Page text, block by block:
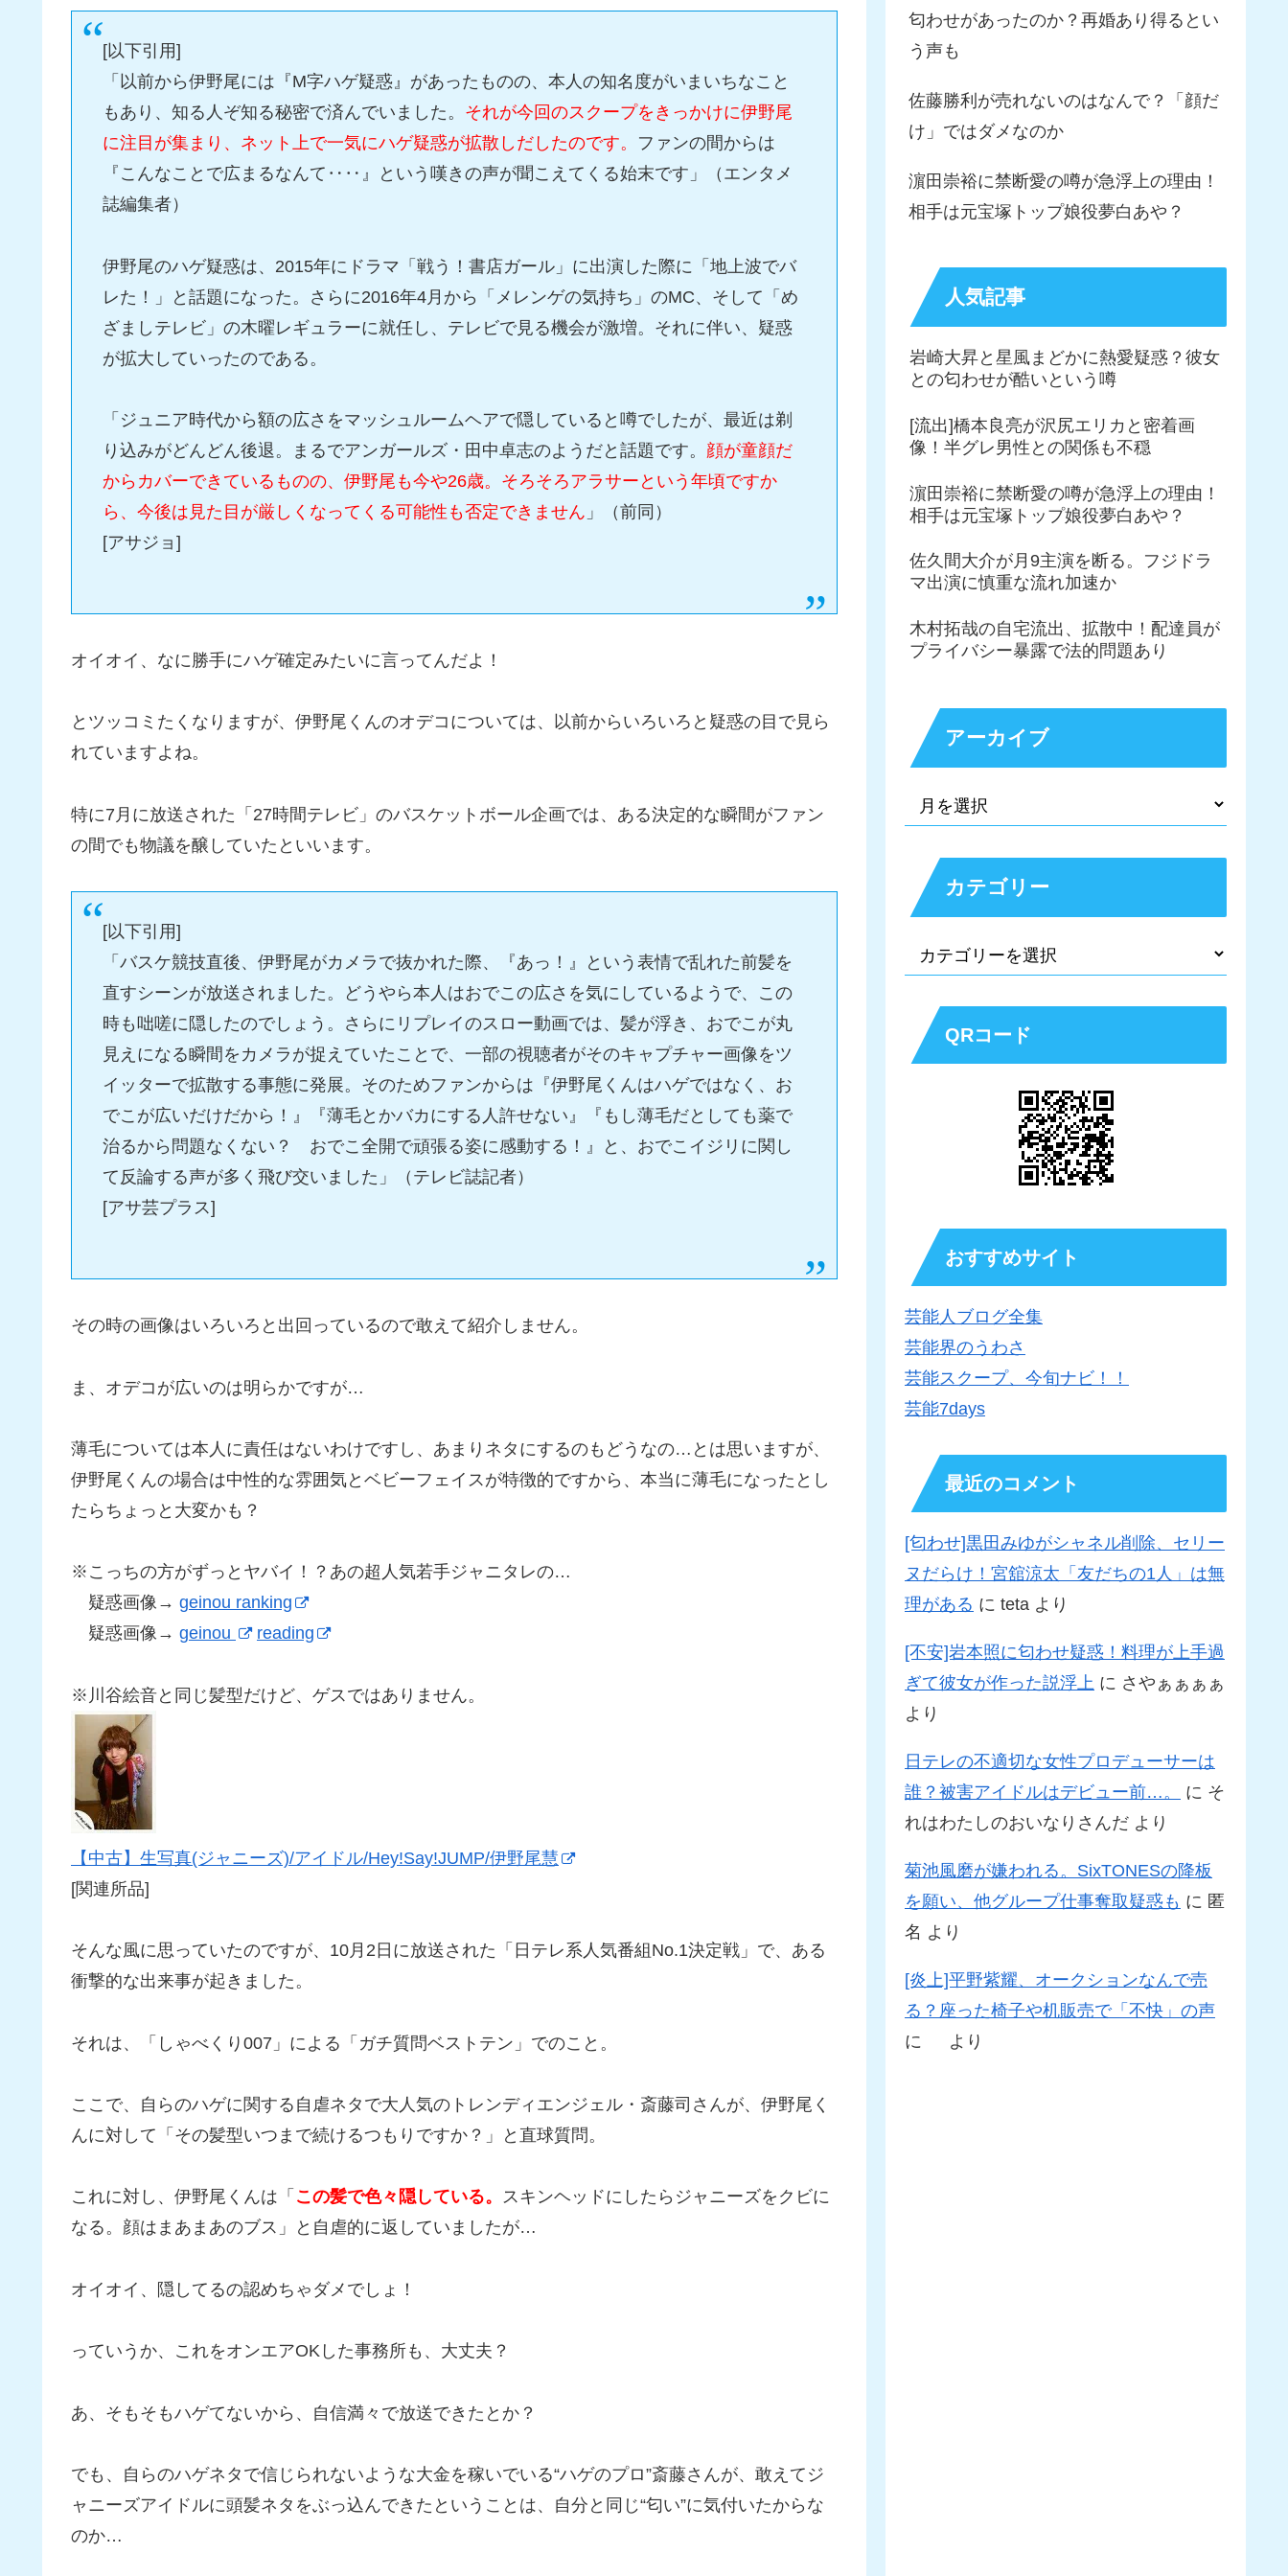
[以下引用]
「以前から伊野尾には『M字ハゲ疑惑』があったものの、本人の知名度がいまいちなこと
もあり、知る人ぞ知る秘密で済んでいました。 それが今回のスクープをきっかけに伊野尾
に注目が集まり、ネット上で一気にハゲ疑惑が拡散しだしたのです。 ファンの間からは
『こんなことで広まるなんて‥‥』という嘆きの声が聞こえてくる始末です」（エンタメ
誌編集者）
伊野尾のハゲ疑惑は、2015年にドラマ「戦う！書店ガール」に出演した際に「地上波でバ
レた！」と話題になった。さらに2016年4月から「メレンゲの気持ち」のMC、そして「め
ざましテレビ」の木曜レギュラーに就任し、テレビで見る機会が激増。それに伴い、疑惑
が拡大していったのである。
「ジュニア時代から額の広さをマッシュルームヘアで隠していると噂でしたが、最近は剃
り込みがどんどん後退。まるでアンガールズ・田中卓志のようだと話題です。 顔が童顔だ
からカバーできているものの、伊野尾も今や26歳。そろそろアラサーという年頃ですか
ら、今後は見た目が厳しくなってくる可能性も否定できません 」（前同）
[アサジョ]
オイオイ、なに勝手にハゲ確定みたいに言ってんだよ！
とツッコミたくなりますが、伊野尾くんのオデコについては、以前からいろいろと疑惑の目で見ら
れていますよね。
特に7月に放送された「27時間テレビ」のバスケットボール企画では、ある決定的な瞬間がファン
の間でも物議を醸していたといいます。
[以下引用]
「バスケ競技直後、伊野尾がカメラで抜かれた際、『あっ！』という表情で乱れた前髪を
直すシーンが放送されました。どうやら本人はおでこの広さを気にしているようで、この
時も咄嗟に隠したのでしょう。さらにリプレイのスロー動画では、髪が浮き、おでこが丸
見えになる瞬間をカメラが捉えていたことで、一部の視聴者がそのキャプチャー画像をツ
イッターで拡散する事態に発展。そのためファンからは『伊野尾くんはハゲではなく、お
でこが広いだけだから！』『薄毛とかバカにする人許せない』『もし薄毛だとしても薬で
治るから問題なくない？ おでこ全開で頑張る姿に感動する！』と、おでこイジリに関し
て反論する声が多く飛び交いました」（テレビ誌記者）
[アサ芸プラス]
その時の画像はいろいろと出回っているので敢えて紹介しません。
ま、オデコが広いのは明らかですが…
薄毛については本人に責任はないわけですし、あまりネタにするのもどうなの…とは思いますが、
伊野尾くんの場合は中性的な雰囲気とベビーフェイスが特徴的ですから、本当に薄毛になったとし
たらちょっと大変かも？
※こっちの方がずっとヤバイ！？あの超人気若手ジャニタレの…
疑惑画像→ geinou ranking
疑惑画像→ geinou reading
※川谷絵音と同じ髪型だけど、ゲスではありません。
【中古】生写真(ジャニーズ)/アイドル/Hey!Say!JUMP/伊野尾慧
[関連所品]
そんな風に思っていたのですが、10月2日に放送された「日テレ系人気番組No.1決定戦」で、ある
衝撃的な出来事が起きました。
それは、「しゃべくり007」による「ガチ質問ベストテン」でのこと。
ここで、自らのハゲに関する自虐ネタで大人気のトレンディエンジェル・斎藤司さんが、伊野尾く
んに対して「その髪型いつまで続けるつもりですか？」と直球質問。
これに対し、伊野尾くんは「 この髪で色々隠している。 スキンヘッドにしたらジャニーズをクビに
なる。顔はまあまあのブス」と自虐的に返していましたが…
オイオイ、隠してるの認めちゃダメでしょ！
っていうか、これをオンエアOKした事務所も、大丈夫？
あ、そもそもハゲてないから、自信満々で放送できたとか？
でも、自らのハゲネタで信じられないような大金を稼いでいる“ハゲのプロ”斎藤さんが、敢えてジ
ャニーズアイドルに頭髪ネタをぶっ込んできたということは、自分と同じ“匂い”に気付いたからな
のか…
匂わせがあったのか？再婚あり得るとい
う声も
佐藤勝利が売れないのはなんで？「顔だ
け」ではダメなのか
濵田崇裕に禁断愛の噂が急浮上の理由！
相手は元宝塚トップ娘役夢白あや？
人気記事
岩崎大昇と星風まどかに熱愛疑惑？彼女
との匂わせが酷いという噂
[流出]橋本良亮が沢尻エリカと密着画
像！半グレ男性との関係も不穏
濵田崇裕に禁断愛の噂が急浮上の理由！
相手は元宝塚トップ娘役夢白あや？
佐久間大介が月9主演を断る。フジドラ
マ出演に慎重な流れ加速か
木村拓哉の自宅流出、拡散中！配達員が
プライバシー暴露で法的問題あり
アーカイブ
カテゴリー
QRコード
おすすめサイト
芸能人ブログ全集
芸能界のうわさ
芸能スクープ、今旬ナビ！！
芸能7days
最近のコメント
[匂わせ]黒田みゆがシャネル削除、セリー
ヌだらけ！宮舘涼太「友だちの1人」は無
理がある に teta より
[不安]岩本照に匂わせ疑惑！料理が上手過
ぎて彼女が作った説浮上 に さやぁぁぁぁ
より
日テレの不適切な女性プロデューサーは
誰？被害アイドルはデビュー前…。
に そ
れはわたしのおいなりさんだ より
菊池風磨が嫌われる。SixTONESの降板
を願い、他グループ仕事奪取疑惑も に 匿
名 より
[炎上]平野紫耀、オークションなんで売
る？座った椅子や机販売で「不快」の声
に
より